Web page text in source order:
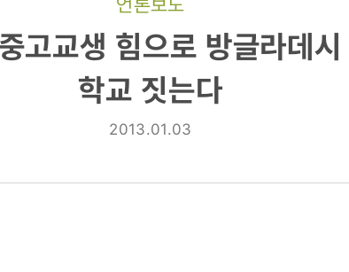
고교생 힘으로 방글라데
학교 짓는다
2013.01.03